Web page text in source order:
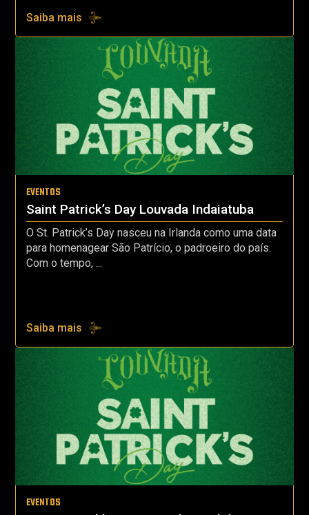
Saiba mais
EVENTOS
Saint Patrick’s Day Louvada Indaiatuba
O St. Patrick’s Day nasceu na Irlanda como uma data
para homenagear São Patrício, o padroeiro do país.
Com o tempo, ...
Saiba mais
EVENTOS